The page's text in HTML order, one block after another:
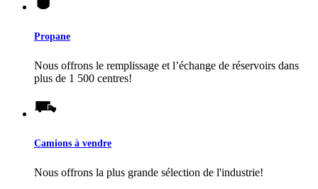
Propane
Nous offrons le remplissage et l’échange de réservoirs dans
plus de 1 500 centres!
Camions à vendre
Nous offrons la plus grande sélection de l'industrie!